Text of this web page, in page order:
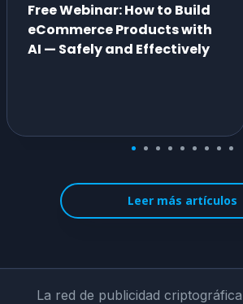
Free Webinar: How to Build
eCommerce Products with
AI — Safely and Effectively
Leer más artículos
La red de publicidad